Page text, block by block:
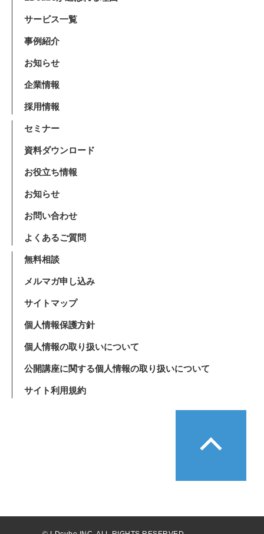
サービス一覧
事例紹介
お知らせ
企業情報
採用情報
セミナー
資料ダウンロード
お役立ち情報
お知らせ
お問い合わせ
よくあるご質問
無料相談
メルマガ申し込み
サイトマップ
個人情報保護方針
個人情報の取り扱いについて
公開講座に関する個人情報の取り扱いについて
サイト利用規約